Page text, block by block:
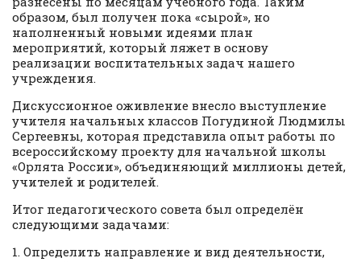
образом, был получен пока «сырой», но
наполненный новыми идеями план
мероприятий, который ляжет в основу
реализации воспитательных задач нашего
учреждения.
Дискуссионное оживление внесло выступление
учителя начальных классов Погудиной Людмилы
Сергеевны, которая представила опыт работы по
всероссийскому проекту для начальной школы
«Орлята России», объединяющий миллионы детей,
учителей и родителей.
Итог педагогического совета был определён
следующими задачами:
1. Определить направление и вид деятельности,